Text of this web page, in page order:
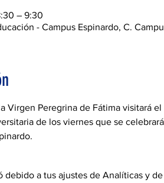
– 9:30
- Campus Espinardo, C.
Virgen Peregrina de Fátima visitará
de los viernes que se
debido a tus ajustes de Analíticas y